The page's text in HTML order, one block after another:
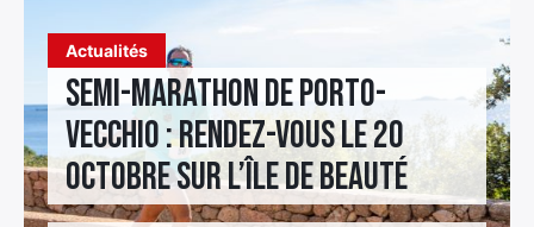
Actualités
Semi-Marathon de Porto-
Vecchio : rendez-vous le 20
octobre sur l’île de Beauté